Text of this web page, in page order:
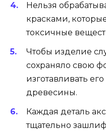
Нельзя
красками,
токсичные
Чтобы изделие
сохраняло свою
изготавливать
древесины.
Каждая деталь
тщательно